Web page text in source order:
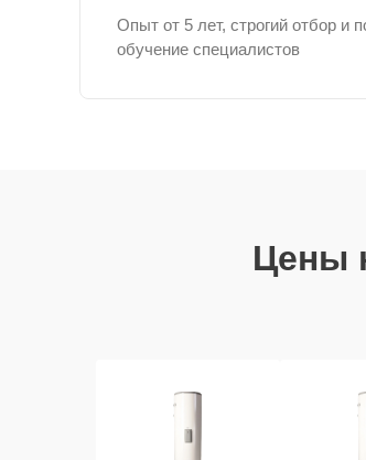
Опыт от 5 лет, строгий отбор и
обучение специалистов
Цены